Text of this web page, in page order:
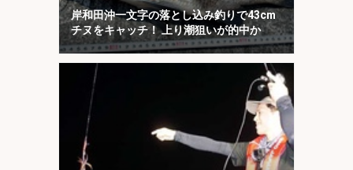
岸和田沖一文字の落とし込み釣りで43cm
チヌをキャッチ！ 上り潮狙いが的中か